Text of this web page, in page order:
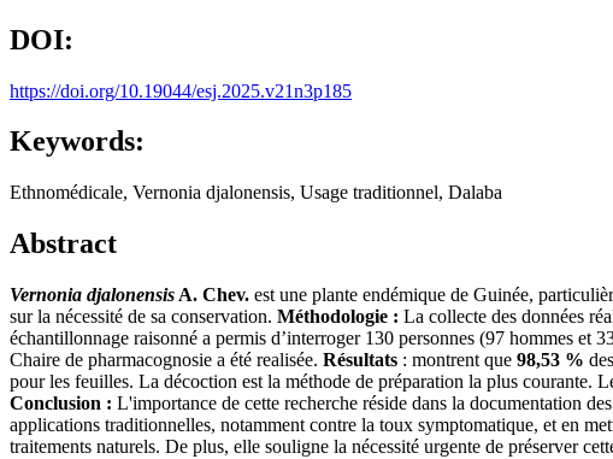
DOI:
https://doi.org/10.19044/esj.2025.v21n3p185
Keywords:
Ethnomédicale, Vernonia djalonensis, Usage traditionnel, Dalaba
Abstract
Vernonia djalonensis A. Chev. est une plante endémique de Guinée,
sur la nécessité de sa conservation. Méthodologie : La collecte des données
échantillonnage raisonné a permis d’interroger 130 personnes (97 hommes et
Chaire de pharmacognosie a été realisée. Résultats : montrent que 98,53 %
pour les feuilles. La décoction est la méthode de préparation la plus courante.
Conclusion : L'importance de cette recherche réside dans la documentation
applications traditionnelles, notamment contre la toux symptomatique, et en
traitements naturels. De plus, elle souligne la nécessité urgente de préserver